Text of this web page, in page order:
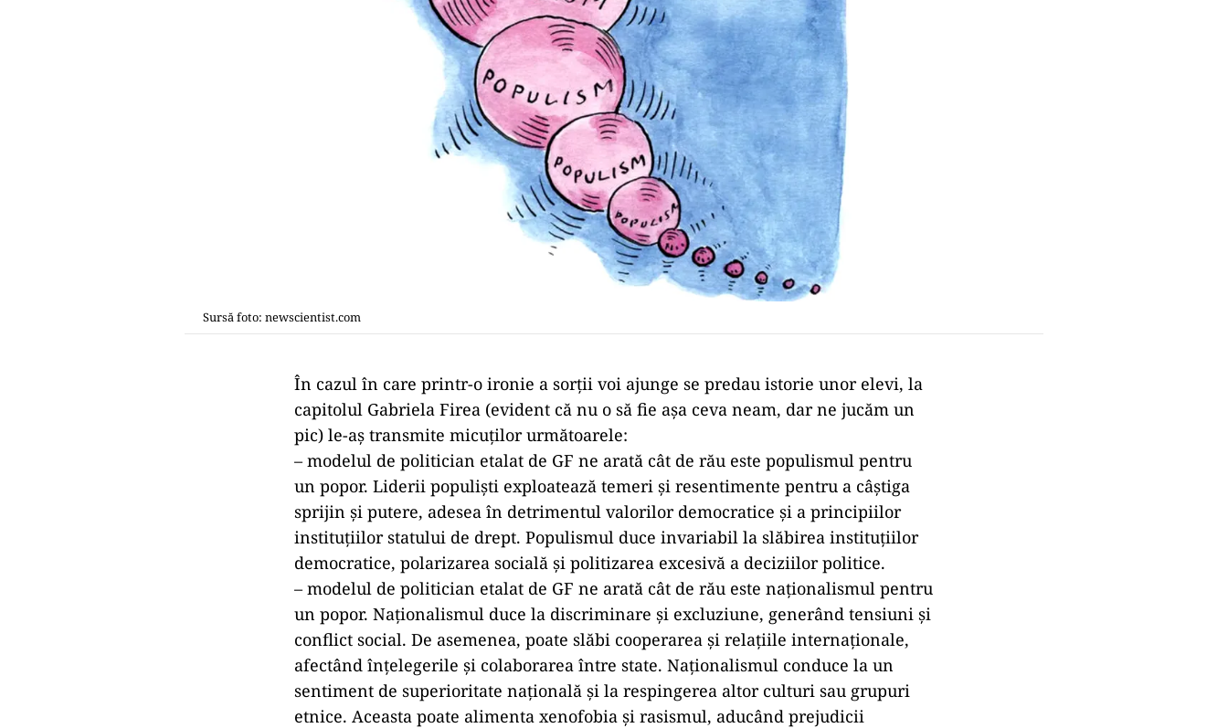
Sursă foto: newscientist.com
În cazul în care printr-o ironie a sorții voi ajunge se predau istorie unor elevi, la
capitolul Gabriela Firea (evident că nu o să fie așa ceva neam, dar ne jucăm un
pic) le-aș transmite micuților următoarele:
– modelul de politician etalat de GF ne arată cât de rău este populismul pentru
un popor. Liderii populiști exploatează temeri și resentimente pentru a câștiga
sprijin și putere, adesea în detrimentul valorilor democratice și a principiilor
instituțiilor statului de drept. Populismul duce invariabil la slăbirea instituțiilor
democratice, polarizarea socială și politizarea excesivă a deciziilor politice.
– modelul de politician etalat de GF ne arată cât de rău este naționalismul pentru
un popor. Naționalismul duce la discriminare și excluziune, generând tensiuni și
conflict social. De asemenea, poate slăbi cooperarea și relațiile internaționale,
afectând înțelegerile și colaborarea între state. Naționalismul conduce la un
sentiment de superioritate națională și la respingerea altor culturi sau grupuri
etnice. Aceasta poate alimenta xenofobia și rasismul, aducând prejudicii